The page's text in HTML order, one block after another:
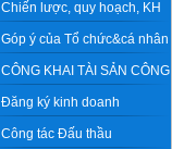
Chiến lược, quy hoạch, KH
Góp ý của Tổ chức&cá nhân
CÔNG KHAI TÀI SẢN CÔNG
Đăng ký kinh doanh
Công tác Đấu thầu